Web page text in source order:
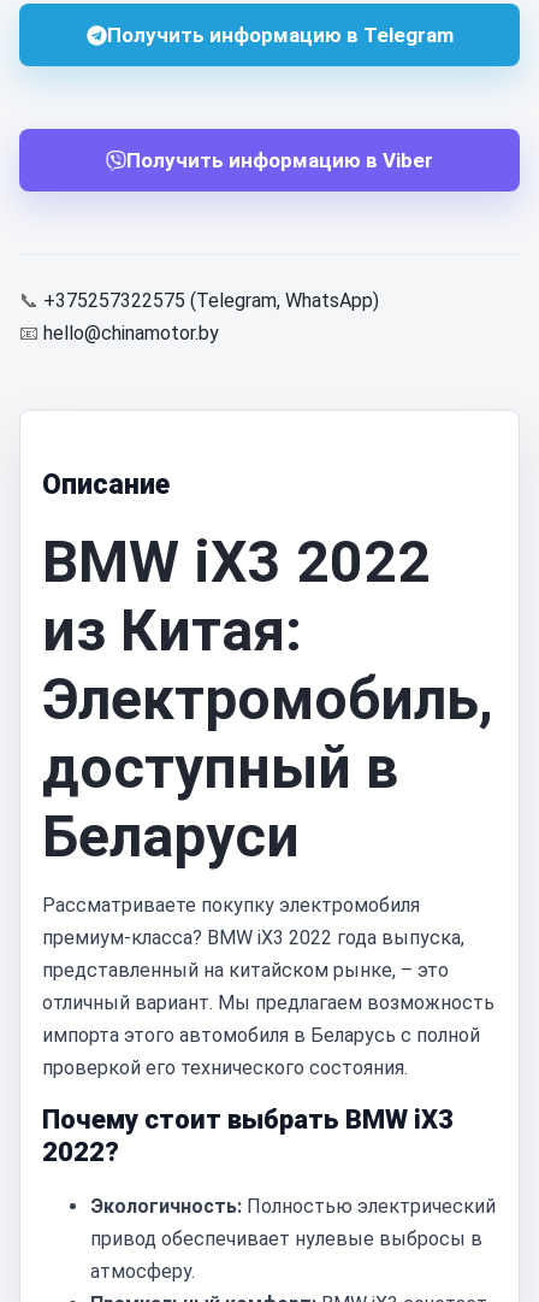
Получить информацию в Telegram
Получить информацию в Viber
📞 +375257322575 (Telegram, WhatsApp)
📧 hello@chinamotor.by
Описание
BMW iX3 2022
из Китая:
Электромобиль,
доступный в
Беларуси
Рассматриваете покупку электромобиля
премиум-класса? BMW iX3 2022 года выпуска,
представленный на китайском рынке, – это
отличный вариант. Мы предлагаем возможность
импорта этого автомобиля в Беларусь с полной
проверкой его технического состояния.
Почему стоит выбрать BMW iX3
2022?
Экологичность: Полностью электрический
привод обеспечивает нулевые выбросы в
атмосферу.